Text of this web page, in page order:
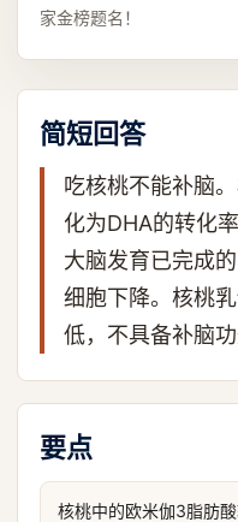
家金榜题名！
简短回答
吃核桃不能补脑
化为DHA的转化
大脑发育已完成
细胞下降。核桃
低，不具备补脑功
要点
核桃中的欧米伽3脂肪